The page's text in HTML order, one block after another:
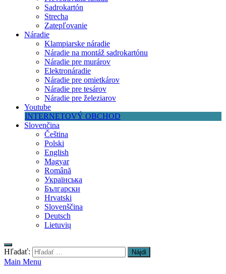
Sadrokartón
Strecha
Zatepľovanie
Náradie
Klampiarske náradie
Náradie na montáž sadrokartónu
Náradie pre murárov
Elektronáradie
Náradie pre omietkárov
Náradie pre tesárov
Náradie pre železiarov
Youtube
INTERNETOVÝ OBCHOD
Slovenčina
Čeština
Polski
English
Magyar
Română
Українська
Български
Hrvatski
Slovenščina
Deutsch
Lietuvių
Hľadať:
Main Menu